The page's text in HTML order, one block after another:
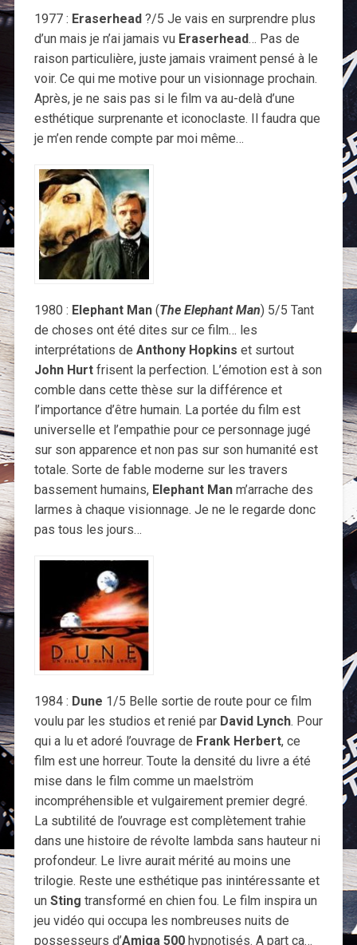
1977 : Eraserhead ?/5 Je vais en surprendre plus
d’un mais je n’ai jamais vu Eraserhead… Pas de
raison particulière, juste jamais vraiment pensé à le
voir. Ce qui me motive pour un visionnage prochain.
Après, je ne sais pas si le film va au-delà d’une
esthétique surprenante et iconoclaste. Il faudra que
je m’en rende compte par moi même…
1980 : Elephant Man(The Elephant Man) 5/5 Tant
de choses ont été dites sur ce film… les
interprétations de Anthony Hopkins et surtout
John Hurtfrisent la perfection. L’émotion est à son
comble dans cette thèse sur la différence et
l’importance d’être humain. La portée du film est
universelle et l’empathie pour ce personnage jugé
sur son apparence et non pas sur son humanité est
totale. Sorte de fable moderne sur les travers
bassement humains, Elephant Manm’arrache des
larmes à chaque visionnage. Je ne le regarde donc
pas tous les jours…
1984 : Dune 1/5 Belle sortie de route pour ce film
voulu par les studios et renié par David Lynch. Pour
qui a lu et adoré l’ouvrage de Frank Herbert, ce
film est une horreur. Toute la densité du livre a été
mise dans le film comme un maelström
incompréhensible et vulgairement premier degré.
La subtilité de l’ouvrage est complètement trahie
dans une histoire de révolte lambda sans hauteur ni
profondeur. Le livre aurait mérité au moins une
trilogie. Reste une esthétique pas inintéressante et
un Sting transformé en chien fou. Le film inspira un
jeu vidéo qui occupa les nombreuses nuits de
possesseurs d’Amiga 500hypnotisés. A part ça…